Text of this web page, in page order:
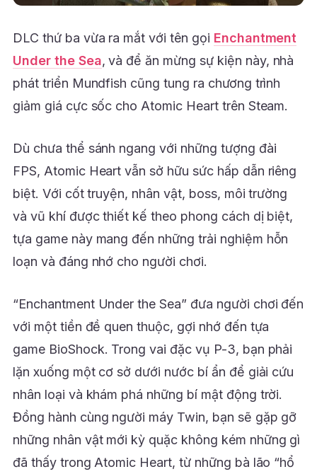
DLC thứ ba vừa ra mắt với tên gọi Enchantment
Under the Sea, và để ăn mừng sự kiện này, nhà
phát triển Mundfish cũng tung ra chương trình
giảm giá cực sốc cho Atomic Heart trên Steam.
Dù chưa thể sánh ngang với những tượng đài
FPS, Atomic Heart vẫn sở hữu sức hấp dẫn riêng
biệt. Với cốt truyện, nhân vật, boss, môi trường
và vũ khí được thiết kế theo phong cách dị biệt,
tựa game này mang đến những trải nghiệm hỗn
loạn và đáng nhớ cho người chơi.
“Enchantment Under the Sea” đưa người chơi đến
với một tiền đề quen thuộc, gợi nhớ đến tựa
game BioShock. Trong vai đặc vụ P-3, bạn phải
lặn xuống một cơ sở dưới nước bí ẩn để giải cứu
nhân loại và khám phá những bí mật động trời.
Đồng hành cùng người máy Twin, bạn sẽ gặp gỡ
những nhân vật mới kỳ quặc không kém những gì
đã thấy trong Atomic Heart, từ những bà lão “hổ